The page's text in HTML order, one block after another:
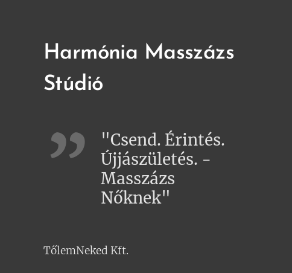
Harmónia Masszázs
Stúdió
"Csend. Érintés.
Újjászületés. -
Masszázs
Nőknek"
TőlemNeked Kft.